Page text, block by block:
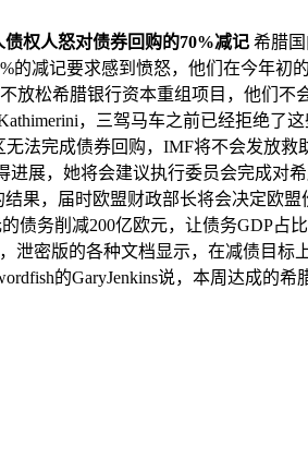
债权人怒对债券回购的70%减记 希腊
的减记要求感到愤怒，他们在今年初
放松希腊银行资本重组项目，他们不
，三驾马车之前已经拒绝了这
法完成债券回购，IMF将不会发放救
进展，她将会建议执行委员会完成对
果，届时欧盟财政部长将会决定欧
债务削减200亿欧元，让债务GDP占
泄密版的各种文档显示，在减债目标
的GaryJenkins说，本周达成的希